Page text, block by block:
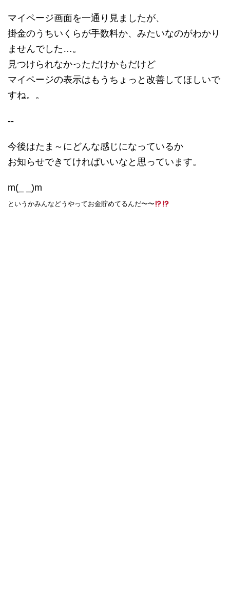
マイページ画面を一通り見ましたが、
掛金のうちいくらが手数料か、みたいなのがわかり
ませんでした…。
見つけられなかっただけかもだけど
マイページの表示はもうちょっと改善してほしいで
すね。。
--
今後はたま～にどんな感じになっているか
お知らせできてければいいなと思っています。
m(_ _)m
というかみんなどうやってお金貯めてるんだ〜〜